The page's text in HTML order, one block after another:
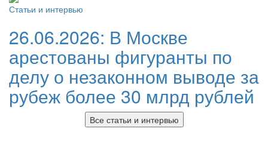
Статьи и интервью
26.06.2026: В Москве
арестованы фигуранты по
делу о незаконном выводе за
рубеж более 30 млрд рублей
Все статьи и интервью